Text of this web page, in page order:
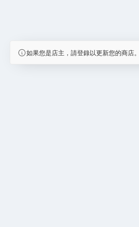
如果您是店主，請登錄以更新您的商店。